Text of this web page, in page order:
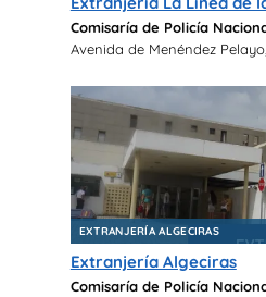
Comisaría de Policía
Avenida de Menéndez
EXTRANJERÍA ALGECIRAS
Extranjería Algeciras
Comisaría de Policía